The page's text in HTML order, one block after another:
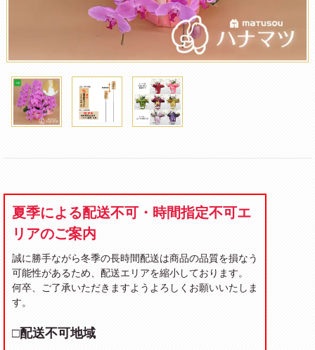
夏季による配送不可・時間指定不可エ
リアのご案内
誠に勝手ながら冬季の長時間配送は商品の品質を損なう
可能性があるため、配送エリアを縮小しております。
何卒、ご了承いただきますようよろしくお願いいたしま
す。
□配送不可地域